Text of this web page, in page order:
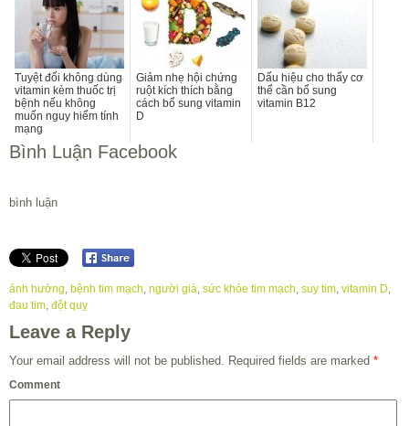
Tuyệt đối không dùng
vitamin kèm thuốc trị
bệnh nếu không
muốn nguy hiểm tính
mạng
Giảm nhẹ hội chứng
ruột kích thích bằng
cách bổ sung vitamin
D
Dấu hiệu cho thấy cơ
thể cần bổ sung
vitamin B12
Bình Luận Facebook
bình luận
ảnh hưởng, bệnh tim mạch, người già, sức khỏe tim mạch, suy tim, vitamin D,
đau tim, đột quỵ
Leave a Reply
Your email address will not be published. Required fields are marked *
Comment